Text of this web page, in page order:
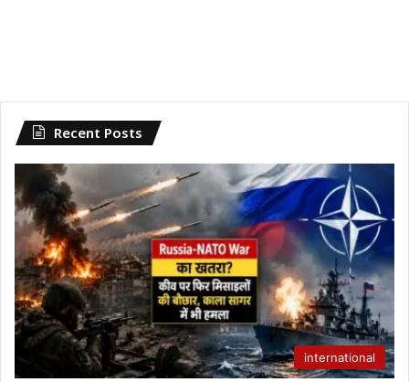
Recent Posts
international